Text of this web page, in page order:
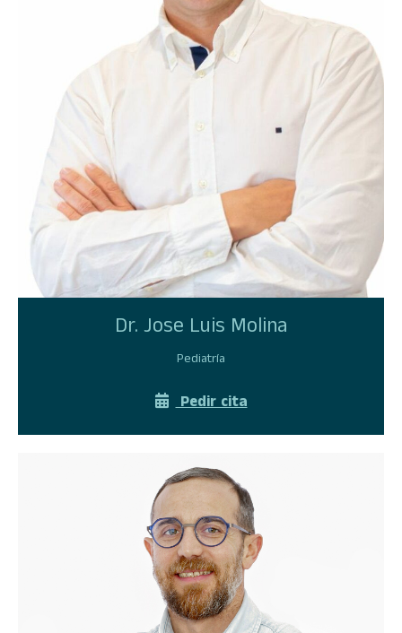
Dr. Jose Luis Molina
Pediatría
Pedir cita